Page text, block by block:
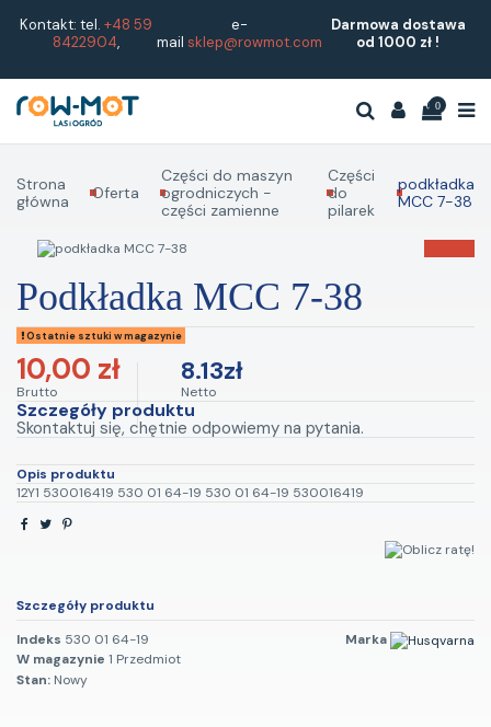
Kontakt: tel.+48 59
8422904,
e-
mail sklep@rowmot.com
Darmowa dostawa
od 1000 zł !
0
Strona
główna
Oferta
Części do maszyn
ogrodniczych -
części zamienne
Części
do
pilarek
podkładka
MCC 7-38
podkładka MCC 7-38
Ostatnie sztuki w magazynie
10,00 zł 8.13zł
Netto
Brutto
Szczegóły produktu
Skontaktuj się, chętnie odpowiemy na pytania.
Opis produktu
12Y1 530016419 530 01 64-19 530 01 64-19 530016419
Szczegóły produktu
Marka
Indeks 530 01 64-19
W magazynie 1 Przedmiot
Stan: Nowy